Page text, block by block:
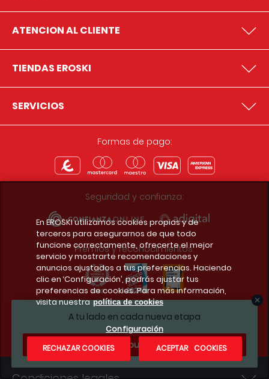
A tu lado en cada nueva etapa
¿Te apuntas?
ATENCION AL CLIENTE
TIENDAS EROSKI
SERVICIOS
Formas de pago:
Seguridad y confianza:
Premios y reconocimientos:
Descarga la app del club
En EROSKI utilizamos cookies propias y de
terceros para asegurarnos de que todo
funcione correctamente, ofrecerte el mejor
servicio y mostrarte recomendaciones y
anuncios ajustados a tus preferencias. Haciendo
clic en ‘Configuración’, podrás ajustar tus
preferencias de cookies. Para más información,
visita nuestra política de cookies
Configuración
RECHAZAR COOKIES
ACEPTAR COOKIES